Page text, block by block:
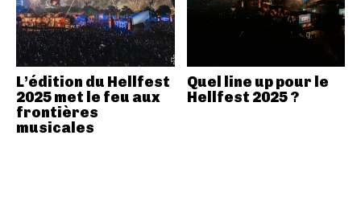
L’édition du Hellfest
2025 met le feu aux
frontières
musicales
Quel line up pour le
Hellfest 2025 ?